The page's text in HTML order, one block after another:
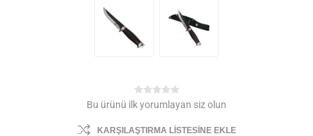
Bu ürünü ilk yorumlayan siz olun
KARŞILAŞTIRMA LISTESINE EKLE